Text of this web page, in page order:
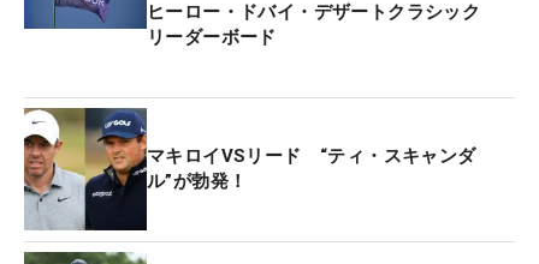
には自身のマークとなる“矢印”が描かれそれを“双眼
鏡”で確認できたのだという。
パームツリーにはいくつものボールが突き刺さって
いたが、「僕は印が見えてラッキーだった」とリー
ドはゴルフ規則19.2cに従って、木の真下にドロッ
プ、1ペナルティを科して3打目をプレーした。
ヒーロー・ドバイ・デザートクラシック
リーダーボード
マキロイVSリード “ティ・スキャンダ
ル”が勃発！